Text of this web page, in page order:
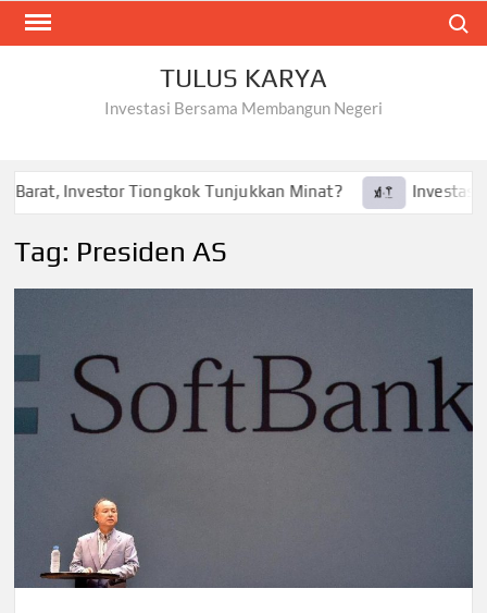
Skip
TULUS KARYA
Investasi Bersama Membangun Negeri
Investor Tiongkok Tunjukkan Minat? Investasi
Tag: Presiden AS